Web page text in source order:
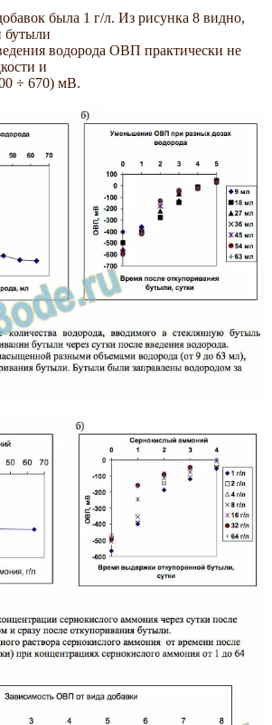
была 1 г/л. Из рисунка 8 видно,
бутыли
водорода ОВП практически не
и
÷ 670) мВ.